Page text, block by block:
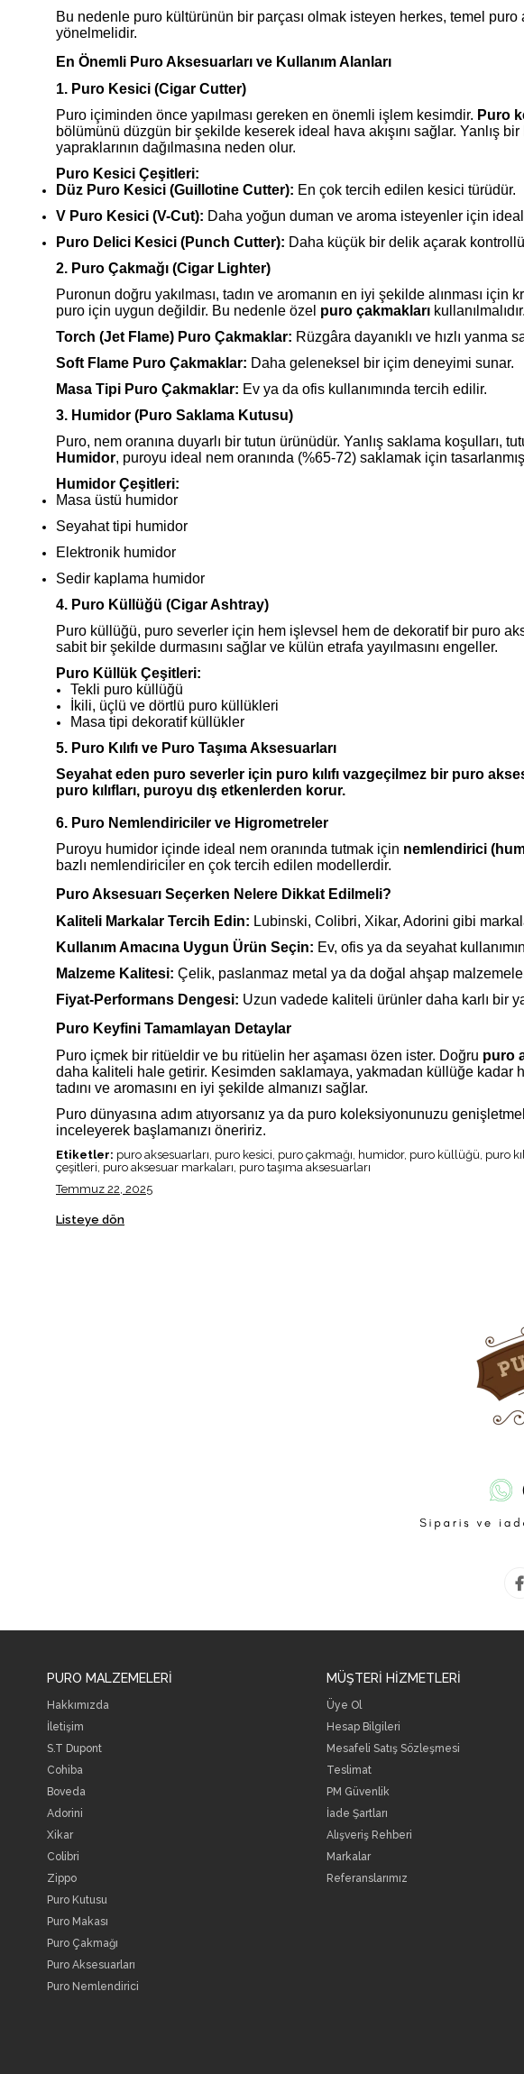
Bu nedenle puro kültürünün bir parçası olmak isteyen herkes, temel
yönelmelidir.
En Önemli Puro Aksesuarları ve Kullanım Alanları
1. Puro Kesici (Cigar Cutter)
Puro içiminden önce yapılması gereken en önemli işlem kesimdir. Puro
bölümünü düzgün bir şekilde keserek ideal hava akışını sağlar. Yanlış
yapraklarının dağılmasına neden olur.
Puro Kesici Çeşitleri:
Düz Puro Kesici (Guillotine Cutter): En çok tercih edilen kesici türüdür.
V Puro Kesici (V-Cut): Daha yoğun duman ve aroma isteyenler için
Puro Delici Kesici (Punch Cutter): Daha küçük bir delik açarak
2. Puro Çakmağı (Cigar Lighter)
Puronun doğru yakılması, tadın ve aromanın en iyi şekilde alınması
puro için uygun değildir. Bu nedenle özel puro çakmakları kullanılmalıdır.
Torch (Jet Flame) Puro Çakmaklar: Rüzgâra dayanıklı ve hızlı yanma
Soft Flame Puro Çakmaklar: Daha geleneksel bir içim deneyimi sunar.
Masa Tipi Puro Çakmaklar: Ev ya da ofis kullanımında tercih edilir.
3. Humidor (Puro Saklama Kutusu)
Puro, nem oranına duyarlı bir tutun ürünüdür. Yanlış saklama koşulları,
Humidor, puroyu ideal nem oranında (%65-72) saklamak için
Humidor Çeşitleri:
Masa üstü humidor
Seyahat tipi humidor
Elektronik humidor
Sedir kaplama humidor
4. Puro Küllüğü (Cigar Ashtray)
Puro küllüğü, puro severler için hem işlevsel hem de dekoratif bir puro
sabit bir şekilde durmasını sağlar ve külün etrafa yayılmasını engeller.
Puro Küllük Çeşitleri:
Tekli puro küllüğü
İkili, üçlü ve dörtlü puro küllükleri
Masa tipi dekoratif küllükler
5. Puro Kılıfı ve Puro Taşıma Aksesuarları
Seyahat eden puro severler için puro kılıfı vazgeçilmez bir puro
puro kılıfları, puroyu dış etkenlerden korur.
6. Puro Nemlendiriciler ve Higrometreler
Puroyu humidor içinde ideal nem oranında tutmak için nemlendirici
bazlı nemlendiriciler en çok tercih edilen modellerdir.
Puro Aksesuarı Seçerken Nelere Dikkat Edilmeli?
Kaliteli Markalar Tercih Edin: Lubinski, Colibri, Xikar, Adorini gibi
Kullanım Amacına Uygun Ürün Seçin: Ev, ofis ya da seyahat
Malzeme Kalitesi: Çelik, paslanmaz metal ya da doğal ahşap
Fiyat-Performans Dengesi: Uzun vadede kaliteli ürünler daha karlı bir
Puro Keyfini Tamamlayan Detaylar
Puro içmek bir ritüeldir ve bu ritüelin her aşaması özen ister. Doğru puro
daha kaliteli hale getirir. Kesimden saklamaya, yakmadan küllüğe kadar
tadını ve aromasını en iyi şekilde almanızı sağlar.
Puro dünyasına adım atıyorsanız ya da puro koleksiyonunuzu
inceleyerek başlamanızı öneririz.
Etiketler: puro aksesuarları, puro kesici, puro çakmağı, humidor, puro küllüğü, puro
çeşitleri, puro aksesuar markaları, puro taşıma aksesuarları
Temmuz 22, 2025
Listeye dön
PURO MALZEMELERİ
Hakkımızda
İletişim
S.T Dupont
Cohiba
Boveda
Adorini
Xikar
Colibri
Zippo
Puro Kutusu
Puro Makası
Puro Çakmağı
Puro Aksesuarları
Puro Nemlendirici
MÜŞTERİ HİZMETLERİ
Üye Ol
Hesap Bilgileri
Mesafeli Satış Sözleşmesi
Teslimat
PM Güvenlik
İade Şartları
Alışveriş Rehberi
Markalar
Referanslarımız